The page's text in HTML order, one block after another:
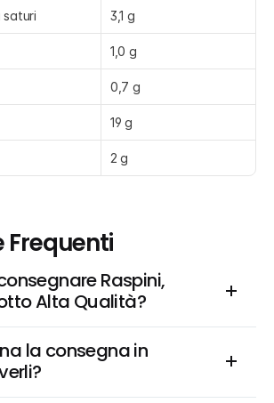
saturi 3,1 g
1,0 g
0,7 g
19 g
2 g
Frequenti
Raspini,
Alta Qualità?
la consegna in